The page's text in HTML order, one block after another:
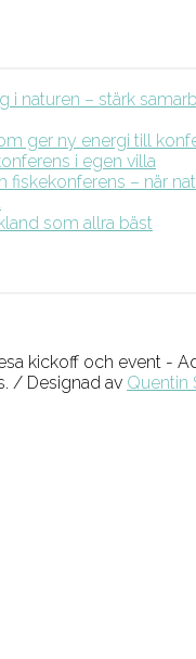
i naturen – stärk
ger ny energi till
i egen villa
fiskekonferens – när
som allra bäst
kickoff och event -
/ Designad av Quentin